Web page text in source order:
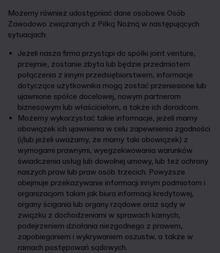
Możemy również udostępniać dane osobowe Osób
Zawodowo związanych z Piłką Nożną w następujących
sytuacjach:
Jeżeli nasza firma przystąpi do spółki joint venture,
przejmie, zostanie zbyta lub będzie przedmiotem
połączenia z innym przedsiębiorstwem, informacje
dotyczące użytkownika mogą zostać przeniesione lub
ujawnione spółce docelowej, nowym partnerom
biznesowym lub właścicielom, a także ich doradcom.
Możemy wykorzystać takie informacje, jeżeli mamy
obowiązek ich ujawnienia w celu zapewnienia zgodności
(i/lub jeżeli uważamy, że mamy taki obowiązek) z
wymogami prawnymi, wyegzekwowania warunków
świadczenia usług lub dowolnej umowy, lub też ochrony
naszych praw lub praw osób trzecich. Powyższe
obejmuje przekazywanie informacji innym podmiotom i
organizacjom takim jak biura informacji kredytowej,
organy ścigania lub organy rządowe oraz sądy w
związku z dochodzeniami w sprawach karnych,
podejrzeniem działania niezgodnego z prawem,
zapobieganiem i wykrywaniem oszustw, a także w
ramach postępowań sądowych.